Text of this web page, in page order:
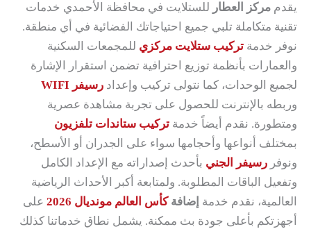
يقدم مركز العطار للستلايت في محافظة الأحمدي خدمات
تقنية متكاملة تلبي جميع احتياجاتك الفضائية في أي منطقة.
نوفر خدمة تركيب ستلايت مركزي للمجمعات السكنية
والعمارات بأنظمة توزيع احترافية تضمن استقرار الإشارة
لجميع الوحدات، كما نتولى تركيب وإعداد رسيفر WIFI
وربطه بالإنترنت للحصول على تجربة مشاهدة عصرية
ومتطورة. نقدم أيضاً خدمة تركيب ستاندات تلفزيون
بمختلف أنواعها وأحجامها سواء على الجدران أو الأسطح،
ونوفر رسيفر الجني بأحدث إصداراته مع الإعداد الكامل
وتفعيل الباقات المطلوبة. ولمتابعة أكبر الأحداث الرياضية
العالمية، نقدم خدمة إضافةكأس العالم مونديال 2026
على
أجهزتكم بأعلى جودة بث ممكنة. يشمل نطاق خدماتنا كذلك